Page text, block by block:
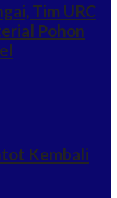
Tim URC
Pohon
Kembali